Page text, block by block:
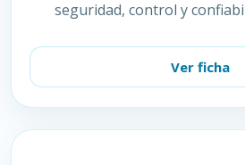
seguridad, control y
Ver ficha